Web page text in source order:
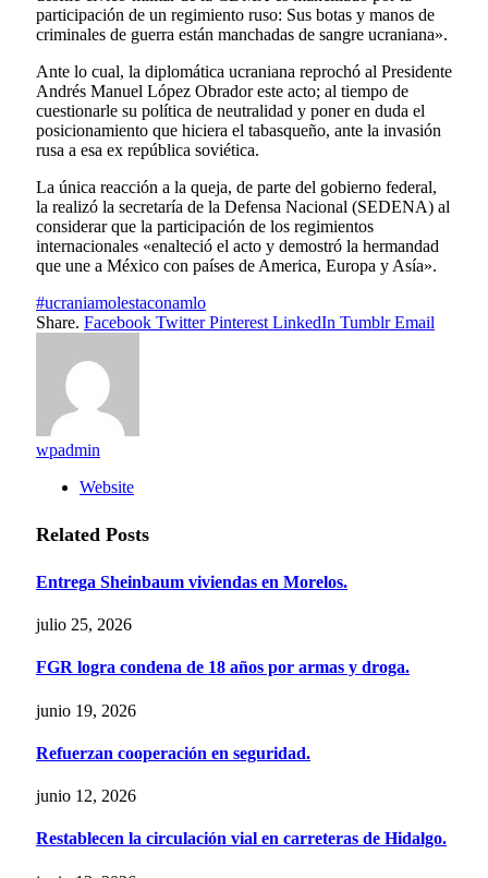
participación de un regimiento ruso: Sus botas y manos de
criminales de guerra están manchadas de sangre ucraniana».
Ante lo cual, la diplomática ucraniana reprochó al Presidente
Andrés Manuel López Obrador este acto; al tiempo de
cuestionarle su política de neutralidad y poner en duda el
posicionamiento que hiciera el tabasqueño, ante la invasión
rusa a esa ex república soviética.
La única reacción a la queja, de parte del gobierno federal,
la realizó la secretaría de la Defensa Nacional (SEDENA) al
considerar que la participación de los regimientos
internacionales «enalteció el acto y demostró la hermandad
que une a México con países de America, Europa y Asía».
#ucraniamolestaconamlo
Share. Facebook Twitter Pinterest LinkedIn Tumblr Email
wpadmin
Website
Related Posts
Entrega Sheinbaum viviendas en Morelos.
julio 25, 2026
FGR logra condena de 18 años por armas y droga.
junio 19, 2026
Refuerzan cooperación en seguridad.
junio 12, 2026
Restablecen la circulación vial en carreteras de Hidalgo.